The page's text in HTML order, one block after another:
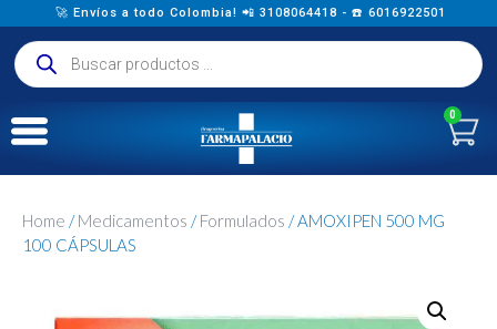
🚀 Envíos a todo Colombia! 📲 3108064418 - ☎️ 6016922501
0
Home /Medicamentos /Formulados / AMOXIPEN 500 MG
100 CÁPSULAS